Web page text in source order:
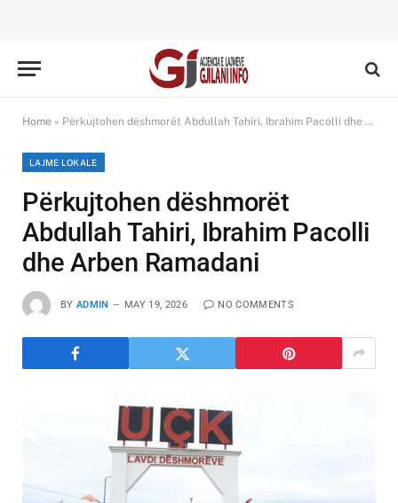
Home » Përkujtohen dëshmorët Abdullah Tahiri, Ibrahim Pacolli dhe Arben Ramadani
LAJME LOKALE
Përkujtohen dëshmorët
Abdullah Tahiri, Ibrahim Pacolli
dhe Arben Ramadani
BY ADMIN MAY 19, 2026 NO COMMENTS